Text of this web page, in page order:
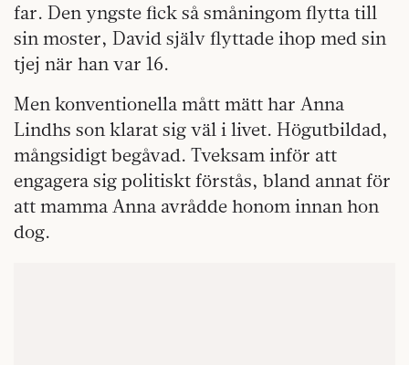
far. Den yngste fick så småningom flytta till
sin moster, David själv flyttade ihop med sin
tjej när han var 16.
Men konventionella mått mätt har Anna
Lindhs son klarat sig väl i livet. Högutbildad,
mångsidigt begåvad. Tveksam inför att
engagera sig politiskt förstås, bland annat för
att mamma Anna avrådde honom innan hon
dog.